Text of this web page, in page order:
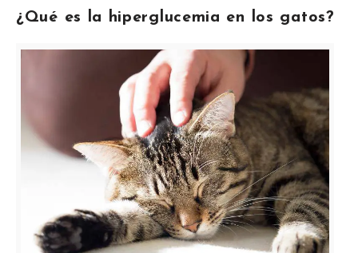
¿Qué es la hiperglucemia en los gatos?